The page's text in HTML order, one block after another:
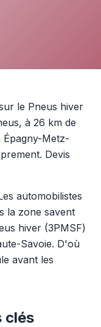
le Pneus hiver
à 26 km de
Épagny-Metz-
Devis
automobilistes
la zone savent
hiver (3PMSF)
Savoie. D'où
avant les
clés